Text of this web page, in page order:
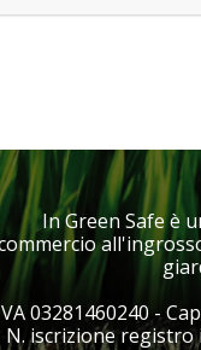
In Green Safe è
03281460240 -
N. iscrizione registro